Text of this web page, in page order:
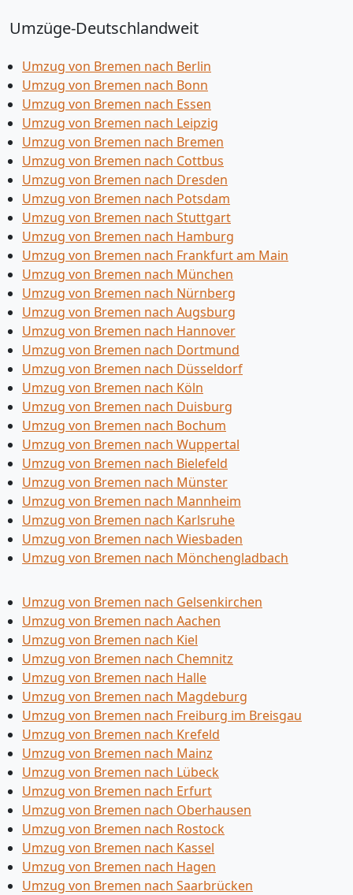
Umzüge-Deutschlandweit
Umzug von Bremen nach Berlin
Umzug von Bremen nach Bonn
Umzug von Bremen nach Essen
Umzug von Bremen nach Leipzig
Umzug von Bremen nach Bremen
Umzug von Bremen nach Cottbus
Umzug von Bremen nach Dresden
Umzug von Bremen nach Potsdam
Umzug von Bremen nach Stuttgart
Umzug von Bremen nach Hamburg
Umzug von Bremen nach Frankfurt am Main
Umzug von Bremen nach München
Umzug von Bremen nach Nürnberg
Umzug von Bremen nach Augsburg
Umzug von Bremen nach Hannover
Umzug von Bremen nach Dortmund
Umzug von Bremen nach Düsseldorf
Umzug von Bremen nach Köln
Umzug von Bremen nach Duisburg
Umzug von Bremen nach Bochum
Umzug von Bremen nach Wuppertal
Umzug von Bremen nach Bielefeld
Umzug von Bremen nach Münster
Umzug von Bremen nach Mannheim
Umzug von Bremen nach Karlsruhe
Umzug von Bremen nach Wiesbaden
Umzug von Bremen nach Mönchen­gladbach
Umzug von Bremen nach Gelsenkirchen
Umzug von Bremen nach Aachen
Umzug von Bremen nach Kiel
Umzug von Bremen nach Chemnitz
Umzug von Bremen nach Halle
Umzug von Bremen nach Magdeburg
Umzug von Bremen nach Freiburg im Breisgau
Umzug von Bremen nach Krefeld
Umzug von Bremen nach Mainz
Umzug von Bremen nach Lübeck
Umzug von Bremen nach Erfurt
Umzug von Bremen nach Oberhausen
Umzug von Bremen nach Rostock
Umzug von Bremen nach Kassel
Umzug von Bremen nach Hagen
Umzug von Bremen nach Saarbrücken